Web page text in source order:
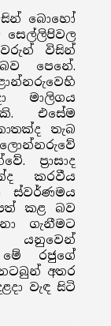
බොහෝ
සෙල්ලිපිවල
විසින්
පෙනේ.
මාලිගය
එසේම
තැබ
ප්‍රාසාද
කරවීය
ස්වර්ණමය
කළ බව
ගැනීමට
යනුවෙන්
රජුගේ
අතර
වැඳ සිටි